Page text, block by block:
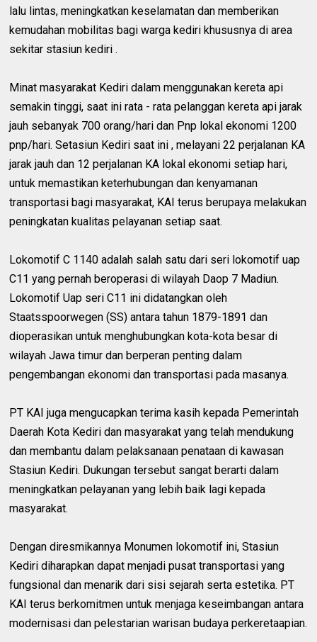
lalu lintas, meningkatkan keselamatan dan memberikan
kemudahan mobilitas bagi warga kediri khususnya di area
sekitar stasiun kediri .
Minat masyarakat Kediri dalam menggunakan kereta api
semakin tinggi, saat ini rata - rata pelanggan kereta api jarak
jauh sebanyak 700 orang/hari dan Pnp lokal ekonomi 1200
pnp/hari. Setasiun Kediri saat ini , melayani 22 perjalanan KA
jarak jauh dan 12 perjalanan KA lokal ekonomi setiap hari,
untuk memastikan keterhubungan dan kenyamanan
transportasi bagi masyarakat, KAI terus berupaya melakukan
peningkatan kualitas pelayanan setiap saat.
Lokomotif C 1140 adalah salah satu dari seri lokomotif uap
C11 yang pernah beroperasi di wilayah Daop 7 Madiun.
Lokomotif Uap seri C11 ini didatangkan oleh
Staatsspoorwegen (SS) antara tahun 1879-1891 dan
dioperasikan untuk menghubungkan kota-kota besar di
wilayah Jawa timur dan berperan penting dalam
pengembangan ekonomi dan transportasi pada masanya.
PT KAI juga mengucapkan terima kasih kepada Pemerintah
Daerah Kota Kediri dan masyarakat yang telah mendukung
dan membantu dalam pelaksanaan penataan di kawasan
Stasiun Kediri. Dukungan tersebut sangat berarti dalam
meningkatkan pelayanan yang lebih baik lagi kepada
masyarakat.
Dengan diresmikannya Monumen lokomotif ini, Stasiun
Kediri diharapkan dapat menjadi pusat transportasi yang
fungsional dan menarik dari sisi sejarah serta estetika. PT
KAI terus berkomitmen untuk menjaga keseimbangan antara
modernisasi dan pelestarian warisan budaya perkeretaapian.